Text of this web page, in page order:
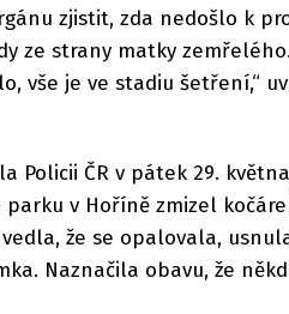
zjistit, zda nedošlo k
ze strany matky
vše je ve stadiu šetření,“
Policii ČR v pátek 29.
v Hoříně zmizel
že se opalovala,
Naznačila obavu, že